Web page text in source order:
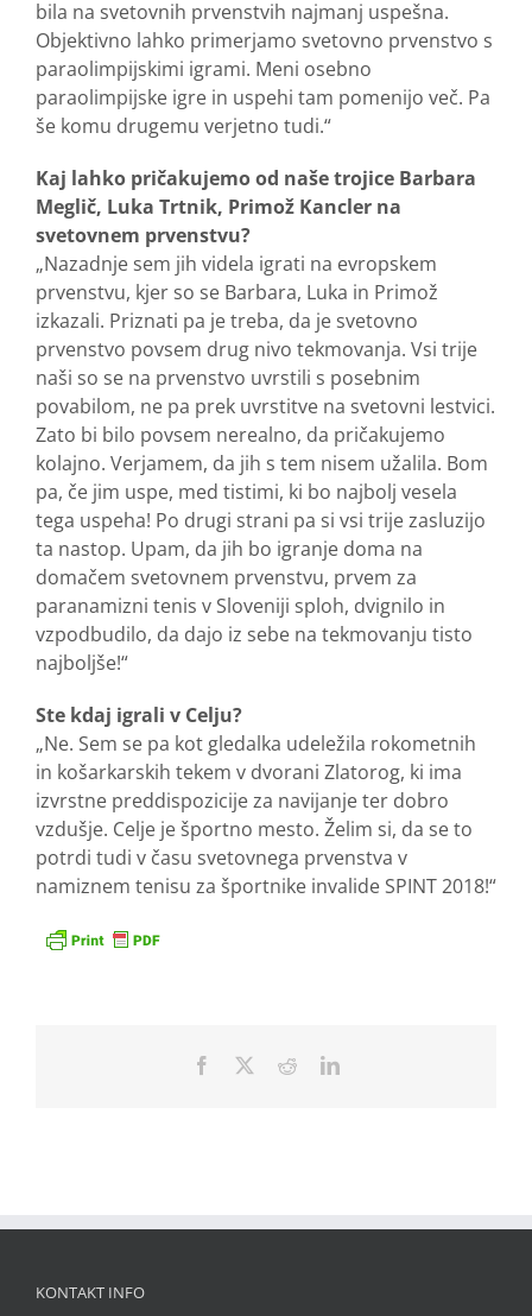
bila na svetovnih prvenstvih najmanj uspešna.
Objektivno lahko primerjamo svetovno prvenstvo s
paraolimpijskimi igrami. Meni osebno
paraolimpijske igre in uspehi tam pomenijo več. Pa
še komu drugemu verjetno tudi.“
Kaj lahko pričakujemo od naše trojice Barbara
Meglič, Luka Trtnik, Primož Kancler na
svetovnem prvenstvu?
„Nazadnje sem jih videla igrati na evropskem
prvenstvu, kjer so se Barbara, Luka in Primož
izkazali. Priznati pa je treba, da je svetovno
prvenstvo povsem drug nivo tekmovanja. Vsi trije
naši so se na prvenstvo uvrstili s posebnim
povabilom, ne pa prek uvrstitve na svetovni lestvici.
Zato bi bilo povsem nerealno, da pričakujemo
kolajno. Verjamem, da jih s tem nisem užalila. Bom
pa, če jim uspe, med tistimi, ki bo najbolj vesela
tega uspeha! Po drugi strani pa si vsi trije zasluzijo
ta nastop. Upam, da jih bo igranje doma na
domačem svetovnem prvenstvu, prvem za
paranamizni tenis v Sloveniji sploh, dvignilo in
vzpodbudilo, da dajo iz sebe na tekmovanju tisto
najboljše!“
Ste kdaj igrali v Celju?
„Ne. Sem se pa kot gledalka udeležila rokometnih
in košarkarskih tekem v dvorani Zlatorog, ki ima
izvrstne preddispozicije za navijanje ter dobro
vzdušje. Celje je športno mesto. Želim si, da se to
potrdi tudi v času svetovnega prvenstva v
namiznem tenisu za športnike invalide SPINT 2018!“
Facebook RedditLinkedIn
KONTAKT INFO